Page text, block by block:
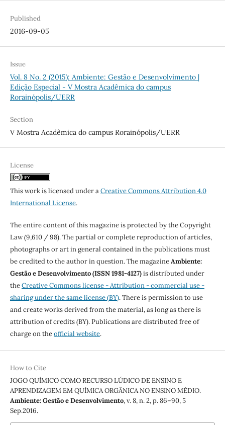
Published
2016-09-05
Issue
Vol. 8 No. 2 (2015): Ambiente: Gestão e Desenvolvimento |
Edição Especial - V Mostra Acadêmica do campus
Rorainópolis/UERR
Section
V Mostra Acadêmica do campus Rorainópolis/UERR
License
This work is licensed under aCreative Commons Attribution 4.0
International License.
The entire content of this magazine is protected by the Copyright
Law (9,610 / 98). The partial or complete reproduction of articles,
photographs or art in general contained in the publications must
be credited to the author in question. The magazineAmbiente:
Gestão e Desenvolvimento (ISSN 1981-4127)is distributed under
theCreative Commons license - Attribution - commercial use -
sharing under the same license (BY). There is permission to use
and create works derived from the material, as long as there is
attribution of credits (BY). Publications are distributed free of
charge on theofficial website.
How to Cite
JOGO QUÍMICO COMO RECURSO LÚDICO DE ENSINO E
APRENDIZAGEM EM QUÍMICA ORGÂNICA NO ENSINO MÉDIO.
Ambiente: Gestão e Desenvolvimento, v. 8, n. 2, p. 86–90, 5
Sep.2016.